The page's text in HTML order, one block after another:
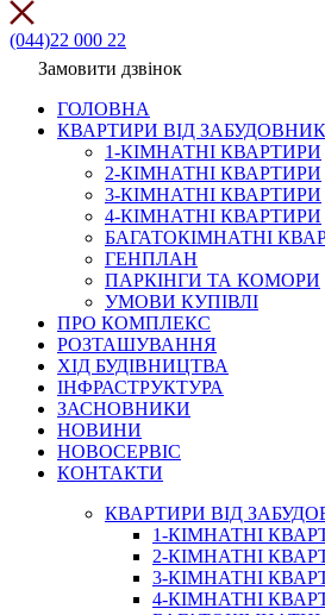
(044)22 000 22
Замовити дзвінок
ГОЛОВНА
КВАРТИРИ ВІД
1-КІМНАТНІ КВАРТИРИ
2-КІМНАТНІ КВАРТИРИ
3-КІМНАТНІ КВАРТИРИ
4-КІМНАТНІ КВАРТИРИ
БАГАТОКІМНАТНІ
ГЕНПЛАН
ПАРКІНГИ ТА КОМОРИ
УМОВИ КУПІВЛІ
ПРО КОМПЛЕКС
РОЗТАШУВАННЯ
ХІД БУДІВНИЦТВА
ІНФРАСТРУКТУРА
ЗАСНОВНИКИ
НОВИНИ
НОВОСЕРВІС
КОНТАКТИ
КВАРТИРИ ВІД
1-КІМНАТНІ
2-КІМНАТНІ
3-КІМНАТНІ
4-КІМНАТНІ